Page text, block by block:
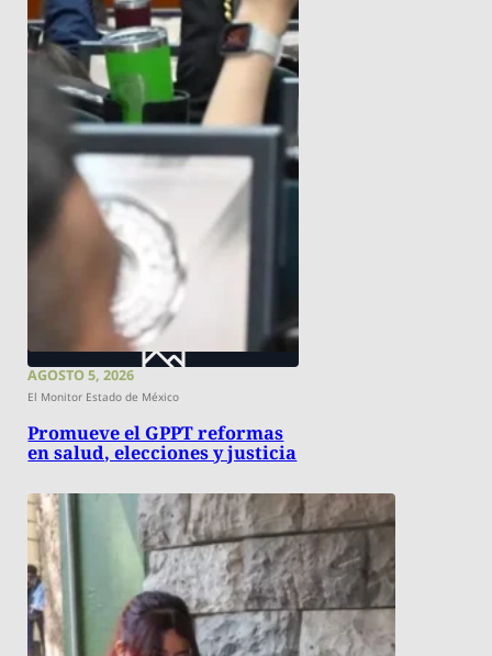
AGOSTO 5, 2026
El Monitor Estado de México
Promueve el GPPT reformas
en salud, elecciones y justicia